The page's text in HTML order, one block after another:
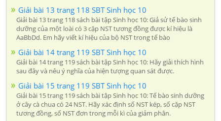
Giải bài 13 trang 118 SBT Sinh học 10
Giải bài 13 trang 118 sách bài tập Sinh học 10: Giả sử tế bào sinh
dưỡng của một loài có 3 cặp NST tương đồng được kí hiệu là
AaBbDd. Em hãy viết kí hiệu của bộ NST trong tế bào
Giải bài 14 trang 119 SBT Sinh học 10
Giải bài 14 trang 119 sách bài tập Sinh học 10: Hãy giải thích hình
sau đây và nêu ý nghĩa của hiện tượng quan sát được.
Giải bài 15 trang 119 SBT Sinh học 10
Giải bài 15 trang 119 sách bài tập Sinh học 10: Tế bào sinh dưỡng
ở cây cà chua có 24 NST. Hãy xác định số NST kép, số cặp NST
tương đồng, số NST đơn trong mỗi kì của giảm phân.